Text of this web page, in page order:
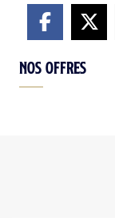
Nos offres